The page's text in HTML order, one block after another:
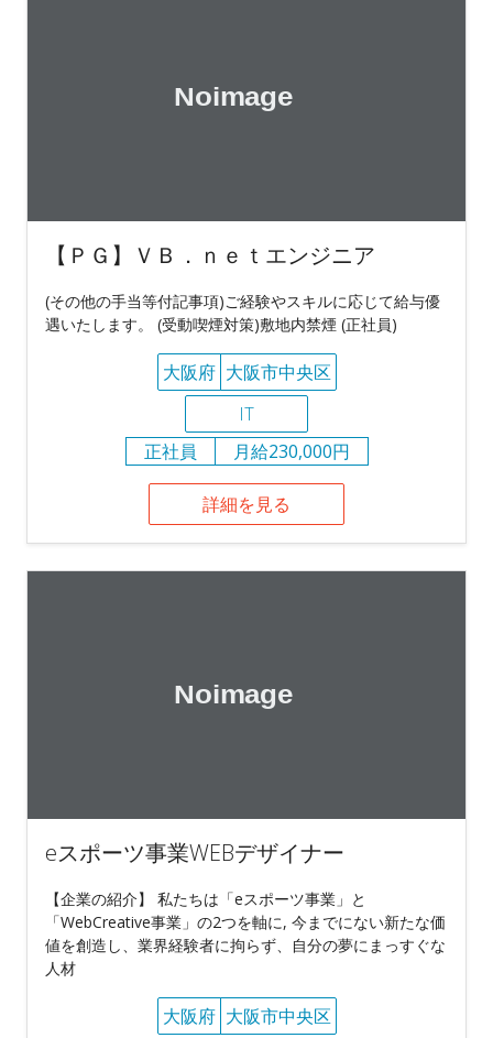
【ＰＧ】ＶＢ．ｎｅｔエンジニア
(その他の手当等付記事項)ご経験やスキルに応じて給与優
遇いたします。 (受動喫煙対策)敷地内禁煙 (正社員)
大阪府 大阪市中央区
IT
正社員
月給230,000円
詳細を見る
eスポーツ事業WEBデザイナー
【企業の紹介】 私たちは「eスポーツ事業」と
「WebCreative事業」の2つを軸に, 今までにない新たな価
値を創造し、業界経験者に拘らず、自分の夢にまっすぐな
人材
大阪府 大阪市中央区